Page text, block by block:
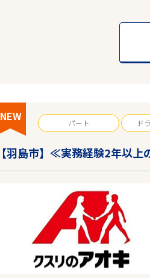
NEW パート ド
【羽島市】≪実務経験2年以